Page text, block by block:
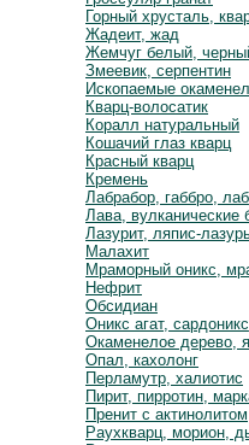
Горный хрусталь,
Жадеит, жад
Жемчуг белый,
Змеевик, серпентин
Ископаемые
Кварц-волосатик
Коралл натуральный
Кошачий глаз кварц
Красный кварц
Кремень
Лабрабор, габбро,
Лава, вулканические
Лазурит, ляпис-
Малахит
Мраморный оникс,
Нефрит
Обсидиан
Оникс агат, сардоникс
Окаменелое дерево,
Опал, кахолонг
Перламутр, халиотис
Пирит, пирротин,
Пренит с актинолитом
Раухкварц, морион,